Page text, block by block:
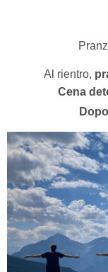
Al rientro,
Cena